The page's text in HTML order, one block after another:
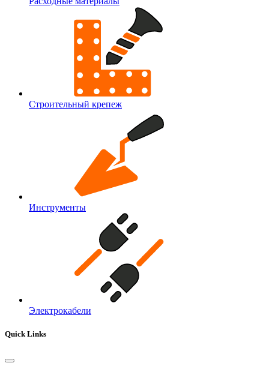
Строительный крепеж
Инструменты
Электрокабели
Quick Links